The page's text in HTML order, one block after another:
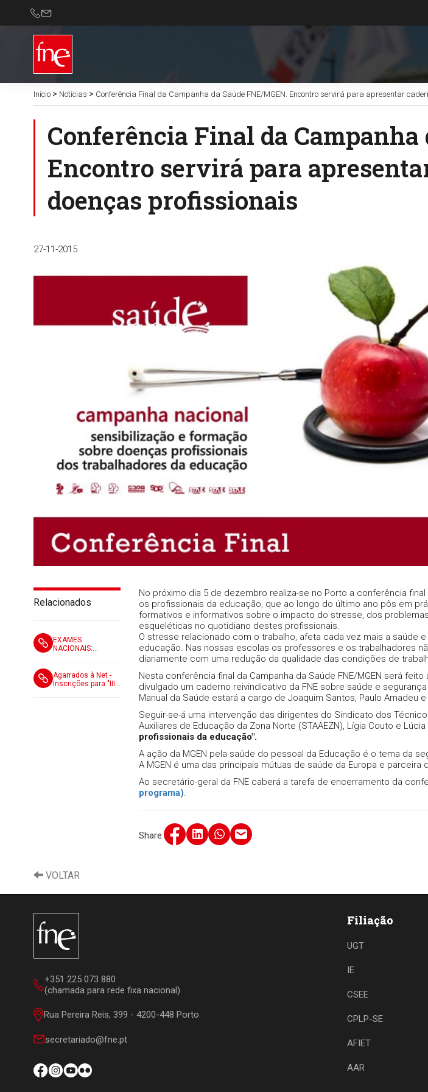
Início > Notícias > Conferência Final da Campanha da Saúde FNE/MGEN. Encontro servirá para apresentar
Conferência Final da Campanha
Encontro servirá para
doenças profissionais
27-11-2015
Relacionados
EXAMES
NACIONAIS:
extraordinário exige
justiça,
Agarrados à Net -
Inscrições para "III
No próximo dia 5 de dezembro realiza-se no Porto a conferência
os profissionais da educação, que ao longo do último ano pôs em
formativos e informativos sobre o impacto do stresse, dos
esqueléticas no quotidiano destes profissionais.
O stresse relacionado com o trabalho, afeta cada vez mais a saúde
educação. Nas nossas escolas os professores e os trabalhadores
diariamente com uma redução da qualidade das condições de
Nesta conferência final da Campanha da Saúde FNE/MGEN será
divulgado um caderno reivindicativo da FNE sobre saúde e
Manual da Saúde estará a cargo de Joaquim Santos, Paulo Amadeu e
Seguir-se-á uma intervenção das dirigentes do Sindicato dos
Auxiliares de Educação da Zona Norte (STAAEZN), Lígia Couto e
profissionais da educação".
A ação da MGEN pela saúde do pessoal da Educação é o tema da
A MGEN é uma das principais mútuas de saúde da Europa e parceira
Ao secretário-geral da FNE caberá a tarefa de encerramento da
programa).
Share:
VOLTAR
+351 225 073 880
(chamada para rede fixa nacional)
Rua Pereira Reis, 399 - 4200-448 Porto
secretariado@fne.pt
Filiação
UGT
IE
CSEE
CPLP-SE
AFIET
AAR